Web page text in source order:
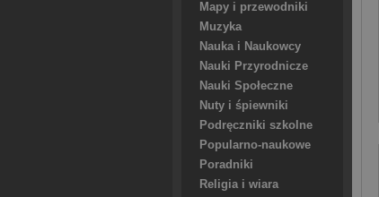
Mapy i przewodniki
Muzyka
Nauka i Naukowcy
Nauki Przyrodnicze
Nauki Społeczne
Nuty i śpiewniki
Podręczniki szkolne
Popularno-naukowe
Poradniki
Religia i wiara